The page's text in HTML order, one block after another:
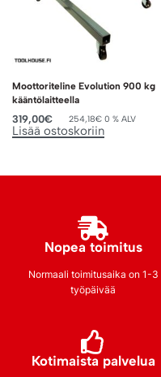
Moottoriteline Evolution 900 kg
kääntölaitteella
319,00€ 254,18€ 0 % ALV
Lisää ostoskoriin
Nopea toimitus
Normaali toimitusaika on 1-3
työpäivää
Kotimaista palvelua